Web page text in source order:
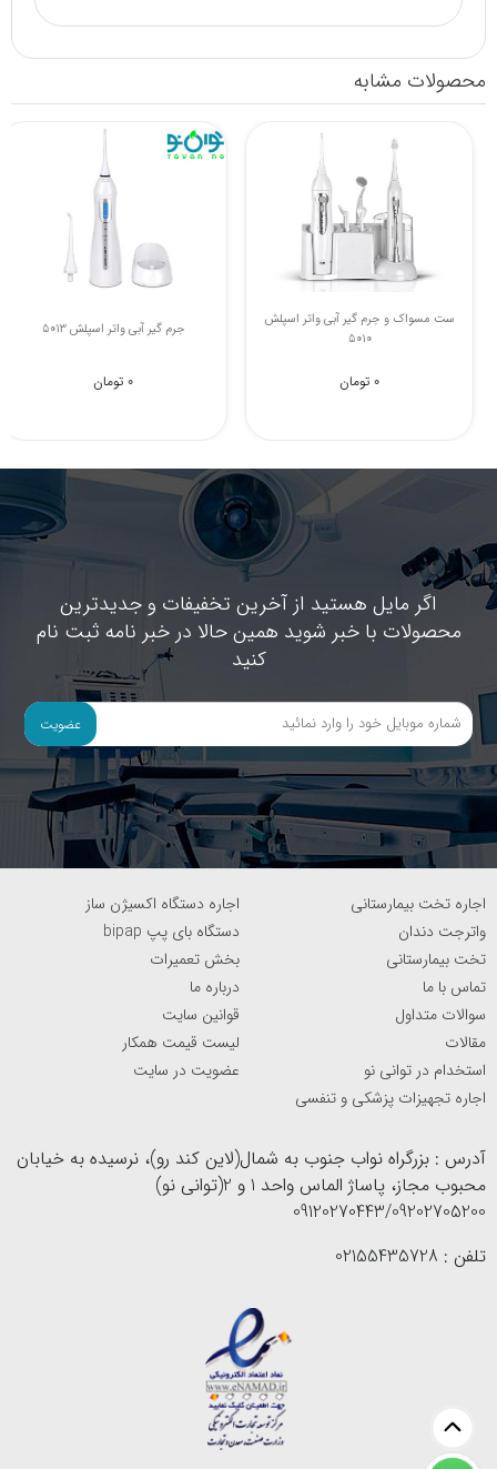
محصولات مشابه
ست مسواک و جرم گیر آبی واتر اسپلش
5010
خمیردندان کودک Calcium میسویک
اگر مایل هستید از آخرین تخفیفات و جدیدترین
محصولات با خبر شوید همین حالا در خبر نامه ثبت نام
کنید
عضویت
اجاره تخت بیمارستانی
اجاره دستگاه اکسیژن ساز
واترجت دندان
دستگاه بای پپ bipap
تخت بیمارستانی
بخش تعمیرات
تماس با ما
درباره ما
سوالات متداول
قوانین سایت
مقالات
لیست قیمت همکار
استخدام در توانی نو
عضویت در سایت
اجاره تجهیزات پزشکی و تنفسی
آدرس : بزرگراه نواب جنوب به شمال(لاین کند رو)، نرسیده به خیابان
محبوب مجاز، پاساژ الماس واحد 1 و 2(توانی نو)
09120270443/09202705200
تلفن : 02155435728